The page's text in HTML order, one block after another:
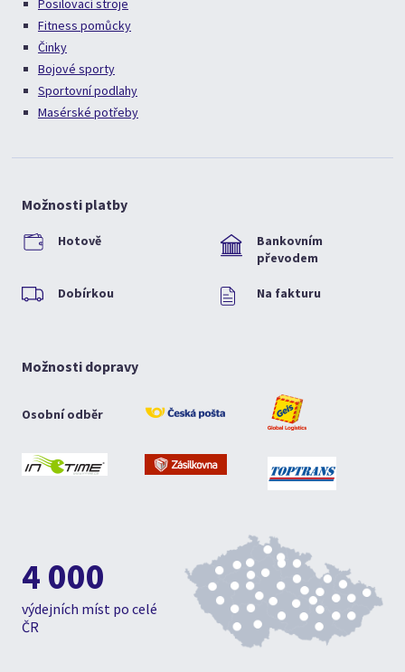
Posilovací stroje
Fitness pomůcky
Činky
Bojové sporty
Sportovní podlahy
Masérské potřeby
Možnosti platby
Hotově
Bankovním
převodem
Dobírkou Na fakturu
Možnosti dopravy
Osobní odběr
4 000
výdejních míst po celé
ČR